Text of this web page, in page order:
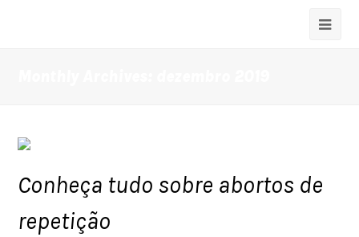
Conheça tudo sobre abortos de
repetição